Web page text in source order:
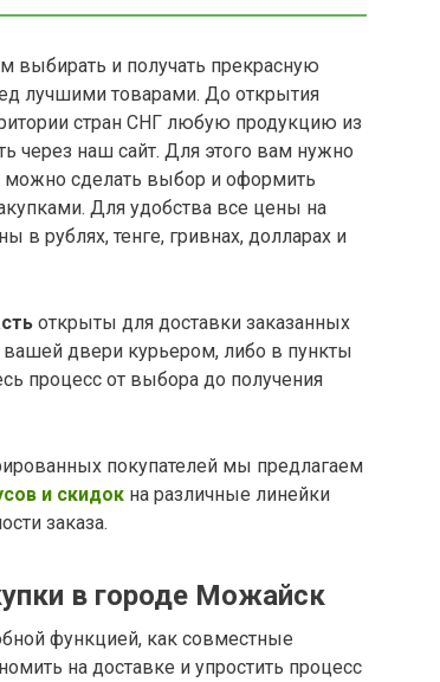
выбирать и получать прекрасную
лучшими товарами. До открытия
стран СНГ любую продукцию из
через наш сайт. Для этого вам нужно
можно сделать выбор и оформить
Для удобства все цены на
в рублях, тенге, гривнах, долларах и
открыты для доставки заказанных
двери курьером, либо в пункты
процесс от выбора до получения
покупателей мы предлагаем
и скидок на различные линейки
заказа.
в городе Можайск
функцией, как совместные
на доставке и упростить процесс